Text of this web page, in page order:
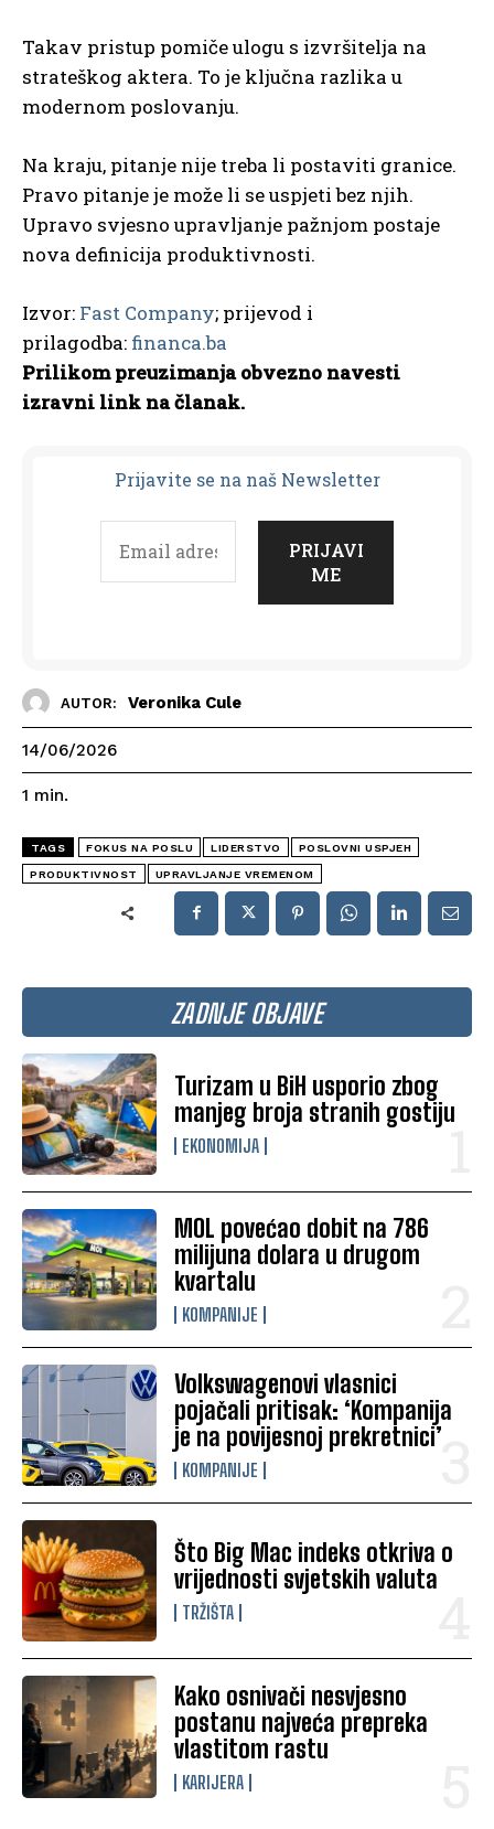
ZADNJE OBJAVE
Turizam u BiH usporio zbog
manjeg broja stranih gostiju
EKONOMIJA
MOL povećao dobit na 786
milijuna dolara u drugom
kvartalu
KOMPANIJE
Volkswagenovi vlasnici
pojačali pritisak: ‘Kompanija
je na povijesnoj prekretnici’
KOMPANIJE
Što Big Mac indeks otkriva o
vrijednosti svjetskih valuta
TRŽIŠTA
Kako osnivači nesvjesno
postanu najveća prepreka
vlastitom rastu
KARIJERA
Takav pristup pomiče ulogu s izvršitelja na
strateškog aktera. To je ključna razlika u
modernom poslovanju.
Na kraju, pitanje nije treba li postaviti granice.
Pravo pitanje je može li se uspjeti bez njih.
Upravo svjesno upravljanje pažnjom postaje
nova definicija produktivnosti.
Izvor: Fast Company; prijevod i
prilagodba: financa.ba
Prilikom preuzimanja obvezno navesti
izravni link na članak.
Prijavite se na naš Newsletter
AUTOR: Veronika Cule
14/06/2026
1 min.
TAGS FOKUS NA POSLU LIDERSTVO POSLOVNI USPJEH
PRODUKTIVNOST UPRAVLJANJE VREMENOM